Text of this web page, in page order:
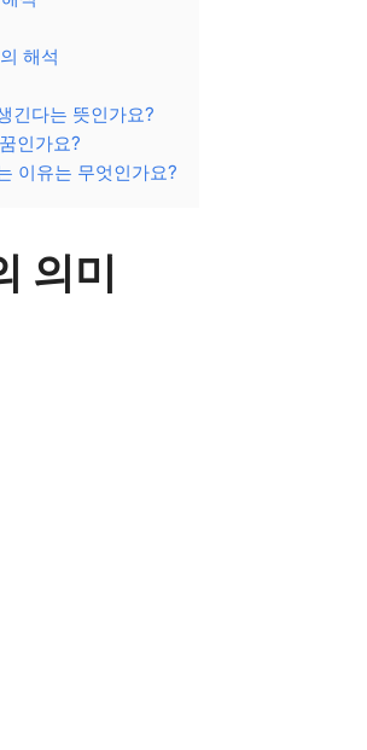
해석
긴다는 뜻인가요?
인가요?
이유는 무엇인가요?
의미